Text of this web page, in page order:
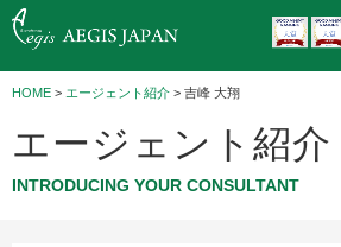
HOME > エージェント紹介 > 吉峰 大翔
エージェント紹介
INTRODUCING YOUR CONSULTANT